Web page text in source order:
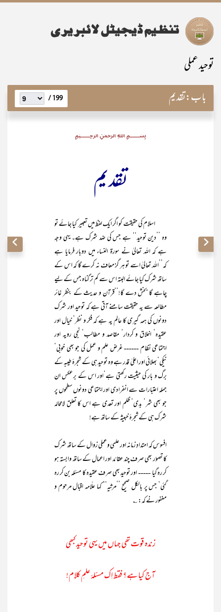
توحید عملی
باب:تقدیم 199 /
﷽
تقدیم
اسلام کی حقیقت کو اگر ایک لفظ میں تعبیر کیا جائے تو
وہ ’’دین توحید‘‘ ہے جس کی ضد شرک ہے۔ یہی وجہ
ہے کہ اللہ تعالیٰ نے سورۃ النساء میں دوبار فرمایا ہے
کہ’’اللہ تعالیٰ اسے تو ہر گز معاف نہ کرے گا کہ اس کے
ساتھ شرک کیا جائے البتہ اس سے کم تر گناہ جس کے لیے
چاہے گا بخش دے گا!‘‘قرآن و حدیث کے بنظر غائر
مطالعہ سے یہ حقیقت سامنے آتی ہے کہ توحید اور شرک
دونوں کی ہمہ گیری کا عالم یہ ہے کہ فکر و نظر‘ خیال اور
عقیدہ‘ اخلاق و کردار‘ مقاصد و مطالب‘ نجی رویہ اور
اجتماعی نظام ------ غرض علم و عمل کی جو بھی خوبی‘
نیکی‘ بھلائی اور اعلیٰ قدر ہے وہ توحید ہی کے شجرۂ طیبہ کے
برگ و بار کی حیثیت رکھتی ہے‘اور اس کے برعکس ان
جملہ اعتبارات سے انفرادی اور اجتماعی دونوں سطحوں پر
جو بھی شر‘ بدی‘ ظلم اور تعدی ہے اس کا تعلق لامحالہ
شرک ہی کے شجرۂ خبیثہ کے ساتھ ہے!
افسوس کہ امتدادِ زمانہ اور علمی وعملی زوال کے ساتھ شرک
کا تصوّر بھی صرف چند عقائد اور اعمال کے ساتھ وابستہ ہو
کر رہ گیا ----- اور توحید بھی صرف عقیدہ کا مسئلہ بن کر رہ
گئی‘ جس پر بالکل صحیح ’’مرثیہ‘‘ کہا علّامہ اقبال مرحوم و
مغفور نے کہ: ؎
زندہ قوت تھی جہاں میں یہی توحید کبھی
آج کیا ہے؟ فقط اِک مسئلۂ علمِ کلام!